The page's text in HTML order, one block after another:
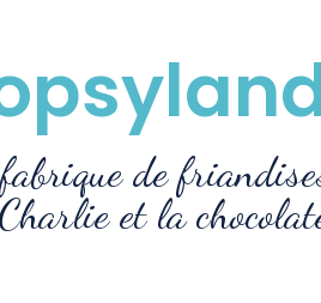
de
et la